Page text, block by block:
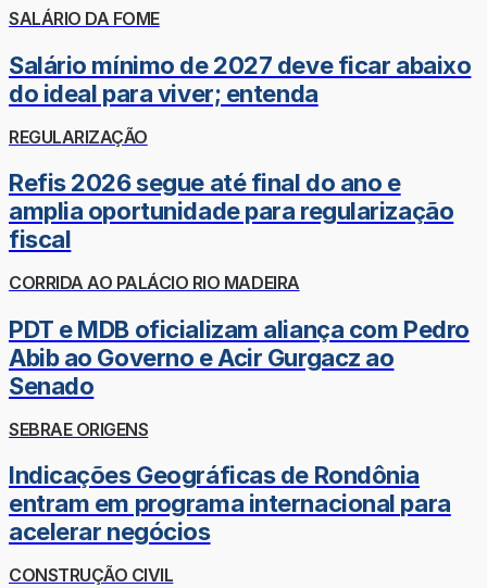
SALÁRIO DA FOME
Salário mínimo de 2027 deve ficar abaixo
do ideal para viver; entenda
REGULARIZAÇÃO
Refis 2026 segue até final do ano e
amplia oportunidade para regularização
fiscal
CORRIDA AO PALÁCIO RIO MADEIRA
PDT e MDB oficializam aliança com Pedro
Abib ao Governo e Acir Gurgacz ao
Senado
SEBRAE ORIGENS
Indicações Geográficas de Rondônia
entram em programa internacional para
acelerar negócios
CONSTRUÇÃO CIVIL